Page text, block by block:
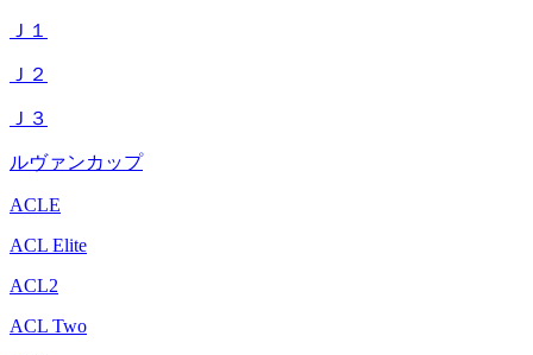
Ｊ１
Ｊ２
Ｊ３
ルヴァンカップ
ACLE
ACL Elite
ACL2
ACL Two